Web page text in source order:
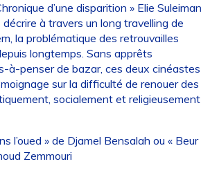
d’une disparition » Elie Suleiman
décrire à travers un long travelling de
la problématique des retrouvailles
longtemps. Sans apprêts
à-penser de bazar, ces deux cinéastes
sur la difficulté de renouer des
socialement et religieusement
l’oued » de Djamel Bensalah ou « Beur
Zemmouri